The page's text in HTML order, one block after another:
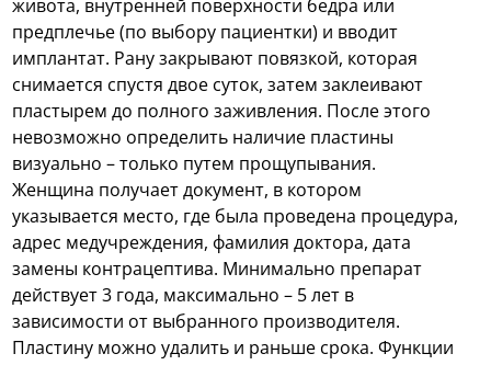
живота, внутренней поверхности бедра или
предплечье (по выбору пациентки) и вводит
имплантат. Рану закрывают повязкой, которая
снимается спустя двое суток, затем заклеивают
пластырем до полного заживления. После этого
невозможно определить наличие пластины
визуально – только путем прощупывания.
Женщина получает документ, в котором
указывается место, где была проведена процедура,
адрес медучреждения, фамилия доктора, дата
замены контрацептива. Минимально препарат
действует 3 года, максимально – 5 лет в
зависимости от выбранного производителя.
Пластину можно удалить и раньше срока. Функции